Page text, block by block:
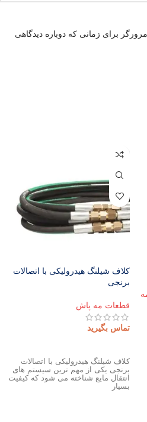
برای زمانی که دوباره دیدگاهی
کلاف شیلنگ هیدرولیکی با اتصالات
برنجی
قطعات مه پاش
تماس بگیرید
کلاف شیلنگ هیدرولیکی با اتصالات
برنجی یکی از مهم ترین سیستم های
انتقال مایع شناخته می شود که کیفیت
بسیار